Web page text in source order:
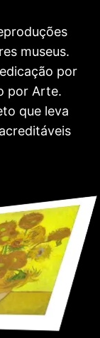
museus.
por
por Arte.
que leva